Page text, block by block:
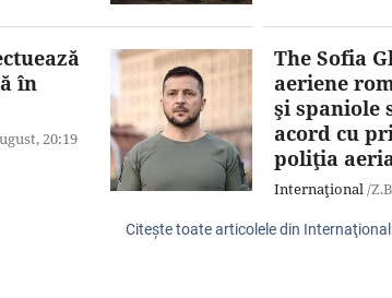
în
20:19
The Sofia
aeriene
şi spaniole
acord cu
poliţia
Internaţional /
Citeşte toate articolele din Internaţional